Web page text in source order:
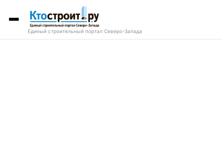
Единый строительный портал Северо-Запада